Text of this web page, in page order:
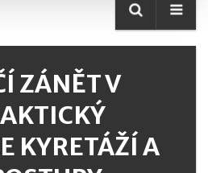
ZÁNĚT V
KYRETÁŽÍ A